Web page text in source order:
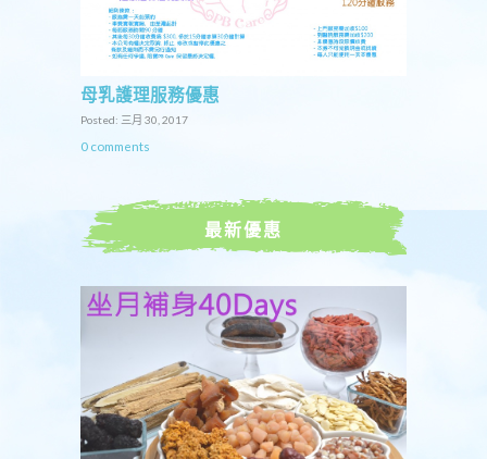
母乳護理服務優惠
Posted: 三月 30, 2017
0 comments
最新優惠